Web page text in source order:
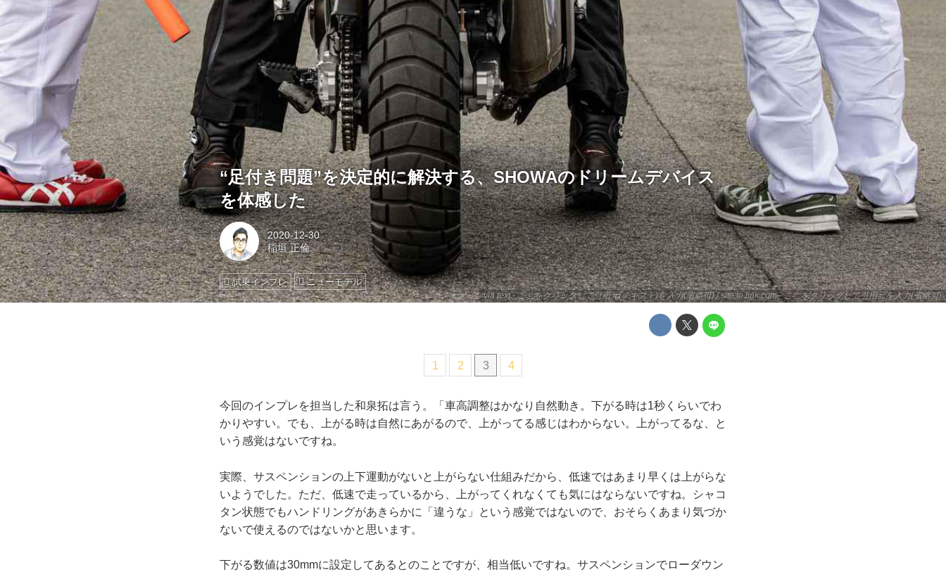
via text - ここをクリックして引用元(テキスト)を入力(省略可) / site.to.link.com - ここをクリックして引用元を入力(省略可)
“足付き問題”を決定的に解決する、SHOWAのドリームデバイス
を体感した
2020-12-30
稲垣 正倫
試乗インプレ ニューモデル
1 2 3 4
今回のインプレを担当した和泉拓は言う。「車高調整はかなり自然動き。下がる時は1秒くらいでわ
かりやすい。でも、上がる時は自然にあがるので、上がってる感じはわからない。上がってるな、と
いう感覚はないですね。
実際、サスペンションの上下運動がないと上がらない仕組みだから、低速ではあまり早くは上がらな
いようでした。ただ、低速で走っているから、上がってくれなくても気にはならないですね。シャコ
タン状態でもハンドリングがあきらかに「違うな」という感覚ではないので、おそらくあまり気づか
ないで使えるのではないかと思います。
下がる数値は30mmに設定してあるとのことですが、相当低いですね。サスペンションでローダウン